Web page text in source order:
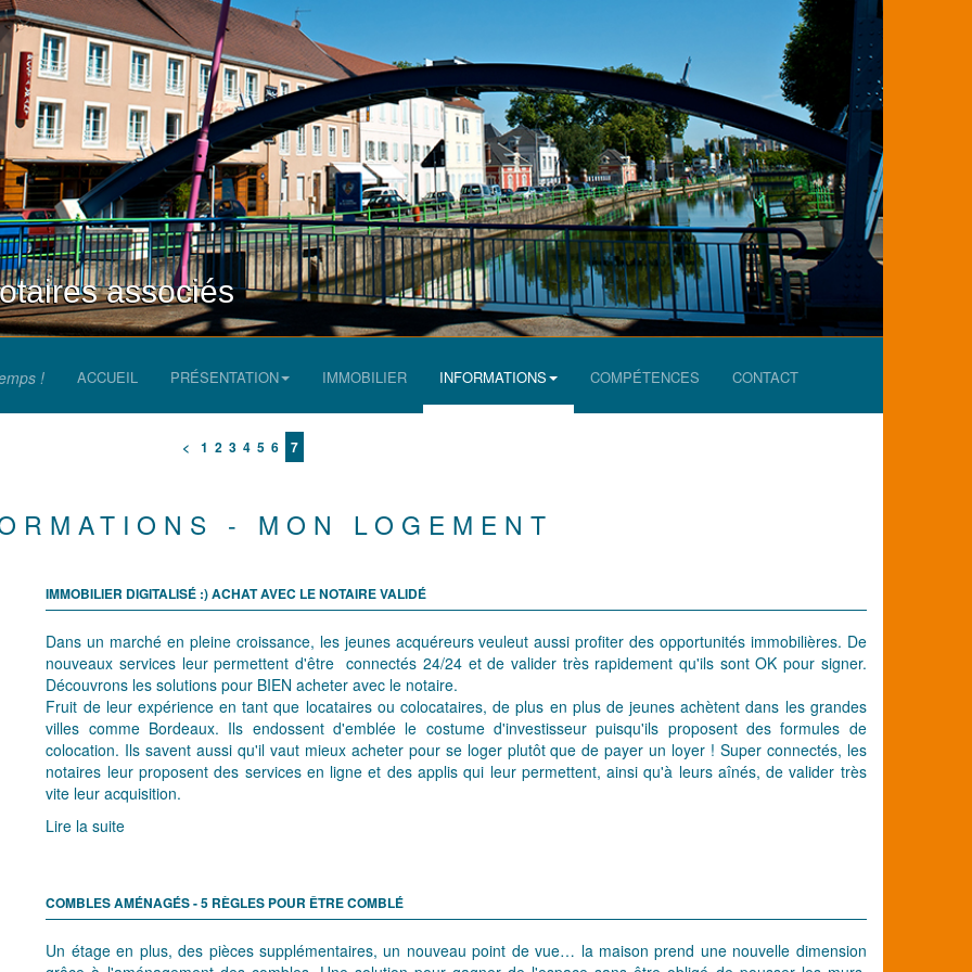
associés
! ACCUEIL PRÉSENTATION IMMOBILIER INFORMATIONS COMPÉTENCES CONTACT
< 1 2 3 4 5 6 7
- MON LOGEMENT
IMMOBILIER DIGITALISÉ :) ACHAT AVEC LE NOTAIRE VALIDÉ
Dans un marché en pleine croissance, les jeunes acquéreurs veuleut aussi profiter des opportunités immobilières. De
nouveaux services leur permettent d'être connectés 24/24 et de valider très rapidement qu'ils sont OK pour signer.
Découvrons les solutions pour BIEN acheter avec le notaire.
Fruit de leur expérience en tant que locataires ou colocataires, de plus en plus de jeunes achètent dans les grandes
villes comme Bordeaux. Ils endossent d'emblée le costume d'investisseur puisqu'ils proposent des formules de
colocation. Ils savent aussi qu'il vaut mieux acheter pour se loger plutôt que de payer un loyer ! Super connectés, les
notaires leur proposent des services en ligne et des applis qui leur permettent, ainsi qu'à leurs aînés, de valider très
vite leur acquisition.
Lire la suite
COMBLES AMÉNAGÉS - 5 RÈGLES POUR ÊTRE COMBLÉ
Un étage en plus, des pièces supplémentaires, un nouveau point de vue… la maison prend une nouvelle dimension